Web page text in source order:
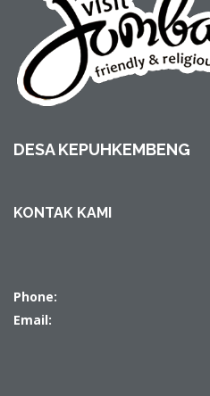
DESA KEPUHKEMBENG
KONTAK KAMI
Phone:
Email: